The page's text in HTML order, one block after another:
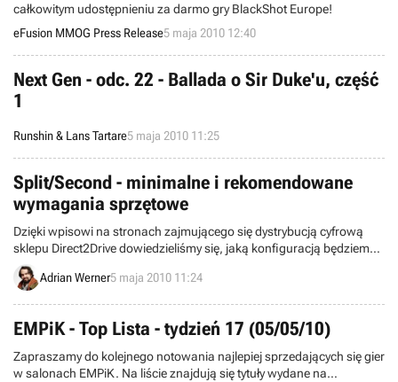
całkowitym udostępnieniu za darmo gry BlackShot Europe!
eFusion MMOG Press Release5 maja 2010 12:40
Next Gen - odc. 22 - Ballada o Sir Duke'u, część
1
Runshin & Lans Tartare5 maja 2010 11:25
Split/Second - minimalne i rekomendowane
wymagania sprzętowe
Dzięki wpisowi na stronach zajmującego się dystrybucją cyfrową
sklepu Direct2Drive dowiedzieliśmy się, jaką konfiguracją będziemy
musieli dysponować, by bezstresowo cieszyć się nowymi wyścigami
zespołu Black Rock Studio.
Adrian Werner5 maja 2010 11:24
EMPiK - Top Lista - tydzień 17 (05/05/10)
Zapraszamy do kolejnego notowania najlepiej sprzedających się gier
w salonach EMPiK. Na liście znajdują się tytuły wydane na